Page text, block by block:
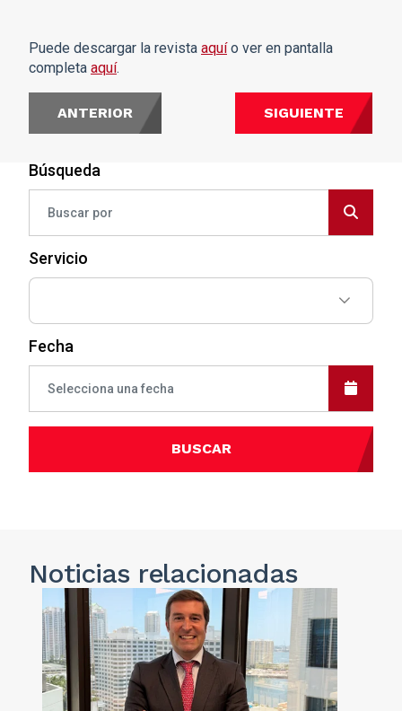
Búsqueda
Servicio
Fecha
BUSCAR
Puede descargar la revista aquío ver en pantalla
completa aquí.
ANTERIOR SIGUIENTE
Noticiasrelacionadas